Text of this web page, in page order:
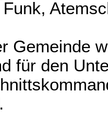
Gemeinde
für den